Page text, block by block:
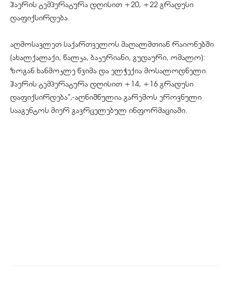
ჰაერის ტემპერატურა დღისით +20, +22 გრადუსი
დაფიქსირდება.
აღმოსავლეთ საქართველოს მაღალმთიან რაიონებში
(ახალქალაქი, წალკა, ბაკურიანი, გუდაური, ომალო):
ზოგან ხანმოკლე წვიმა და ელჭექია მოსალოდნელი.
ჰაერის ტემპერატურა დღისით +14, +16 გრადუსი
დაფიქსირდება“,-აღნიშნულია გარემოს ეროვნული
სააგენტოს მიერ გავრცელებულ ინფორმაციაში.